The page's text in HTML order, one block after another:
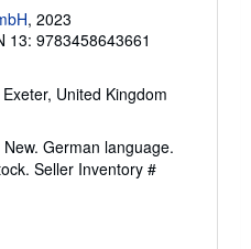
, 2023
13: 9783458643661
Exeter, United Kingdom
German language.
Seller Inventory #